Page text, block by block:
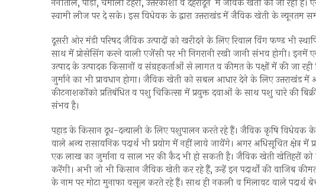
नैनीताल, पौड़ी, चमोली टेहरी, उत्तरकाशी व देहरादून में जैविक खेती की जा रही
स्वामी लीज पर दे सके। इस विधेयक के द्वारा उत्तराखंड में जैविक खेती के न्यूनतम
दूसरी ओर मंडी परिषद जैविक उत्पादों को खरीदने के लिए रिवाल विंग फण्ड भी
साथ में प्रोसेसिंग करने वाली एजेंसी पर भी निगरानी रखी जानी संभव होगी।
उत्पाद के उत्पादक किसानों व संग्रहकर्ताओं से लागत व कीमत के पक्षों में की जा
जुर्माने का भी प्रावधान होगा। जैविक खेती को सबल आधार देने के लिए उत्तराखंड में
कीटनाशकोंको प्रतिबंधित व पशु चिकित्सा में प्रयुक्त दवाओं के साथ पशु चारे की
संभव है।
पहाड़ के किसान दूध-दन्याली के लिए पशुपालन करते रहे हैं। जैविक कृषि विधेयक के
वाले अन्य रासायनिक पदार्थ भी प्रयोग में नहीं लाये जायेंगे। अगर अधिसूचित क्षेत्र में
एक लाख का जुर्माना व साल भर की कैद भी हो सकती है। जैविक खेती खेतिहरों को
करेंगी। अभी जो भी किसान जैविक खेती कर रहे हैं, उन्हें इन पदार्थों की वाजिब
के नाम पर मोटा मुनाफा वसूल करते रहे हैं। साथ ही नकली व मिलावट वाले पदार्थ